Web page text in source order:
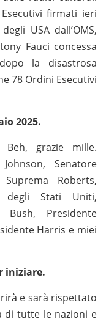
firmati ieri
USA dall’OMS,
Fauci concessa
la disastrosa
78 Ordini Esecutivi
2025.
grazie mille.
Senatore
Roberts,
degli Stati Uniti,
Bush, Presidente
Harris e miei
iniziare.
e sarà rispettato
di tutte le nazioni e